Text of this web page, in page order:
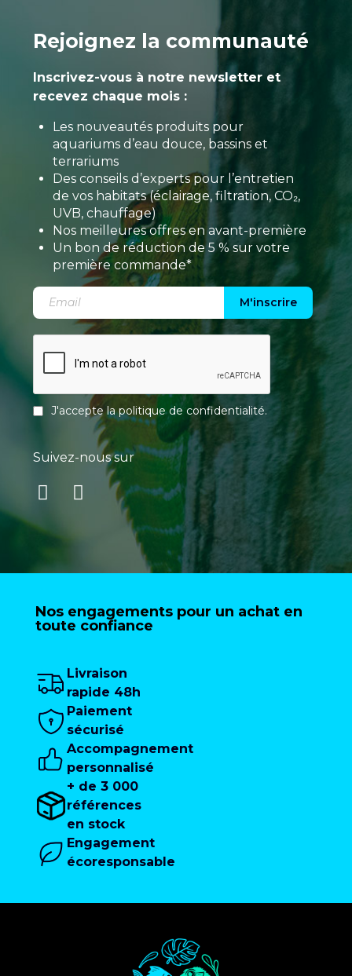
Rejoignez la communauté
Inscrivez-vous à notre newsletter et
recevez chaque mois :
Les nouveautés produits pour
aquariums d’eau douce, bassins et
terrariums
Des conseils d’experts pour l’entretien
de vos habitats (éclairage, filtration, CO₂,
UVB, chauffage)
Nos meilleures offres en avant-première
Un bon de réduction de 5 % sur votre
première commande*
M'inscrire
J'accepte lapolitique de confidentialité.
Suivez-nous sur
Nos engagements pour un achat en
toute confiance
Livraison
rapide 48h
Paiement
sécurisé
Accompagnement
personnalisé
+ de 3 000
références
en stock
Engagement
écoresponsable